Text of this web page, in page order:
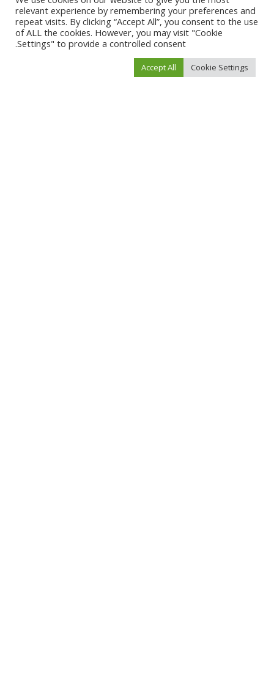
Load More
فيفو نيوز>
Blog
>أخبار العالم>“أكثر شعوب العالم بؤساً”.. هكذا يرى 98% من الأفغان أنفسهم
relevant experience by remembering your preferences and
repeat visits. By clicking “Accept All”, you consent to the use
of ALL the cookies. However, you may visit "Cookie
Settings" to provide a controlled consent.
Cookie Settings
Accept All